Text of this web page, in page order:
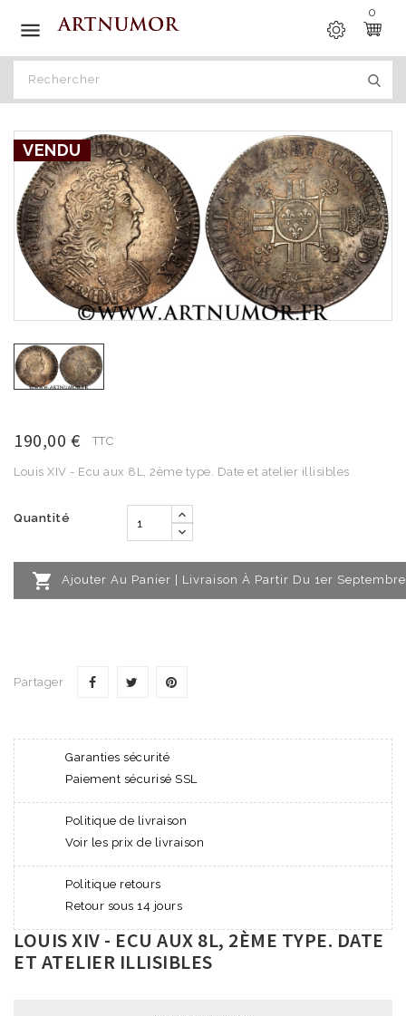

0
VENDU
190,00 € TTC
Louis XIV - Ecu aux 8L, 2ème type. Date et atelier illisibles
Quantité
 Ajouter Au Panier | Livraison À Partir Du 1er Septembre
Partager
Garanties sécurité
Paiement sécurisé SSL
Politique de livraison
Voir les prix de livraison
Politique retours
Retour sous 14 jours
LOUIS XIV - ECU AUX 8L, 2ÈME TYPE. DATE
ET ATELIER ILLISIBLES